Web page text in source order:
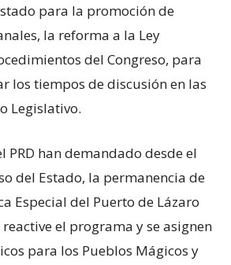
para la promoción de
la reforma a la Ley
del Congreso, para
los tiempos de discusión en las
Legislativo.
PRD han demandado desde el
del Estado, la permanencia de
Especial del Puerto de Lázaro
reactive el programa y se asignen
para los Pueblos Mágicos y